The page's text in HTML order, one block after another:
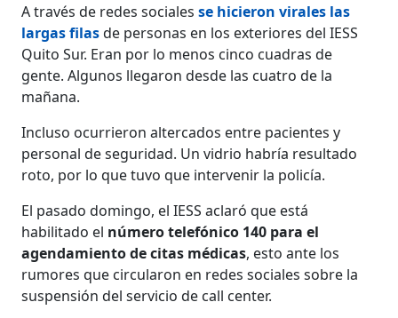
A través de redes sociales se hicieron virales las
largas filasde personas en los exteriores del IESS
Quito Sur. Eran por lo menos cinco cuadras de
gente. Algunos llegaron desde las cuatro de la
mañana.
Incluso ocurrieron altercados entre pacientes y
personal de seguridad. Un vidrio habría resultado
roto, por lo que tuvo que intervenir la policía.
El pasado domingo, el IESS aclaró que está
habilitado el número telefónico 140 para el
agendamiento de citas médicas, esto ante los
rumores que circularon en redes sociales sobre la
suspensión del servicio de call center.